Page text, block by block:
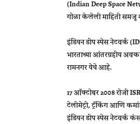
(Indian Deep Space
गोळा केलेली माहिती
इंडियन डीप स्पेस नेटवर्क
भारताच्या आंतरग्रहीय
रामनगर येथे आहे.
17 ऑक्टोबर 2008 रोजी
टेलीमेट्री, ट्रॅकिंग आणि
इंडियन डीप स्पेस नेटवर्क